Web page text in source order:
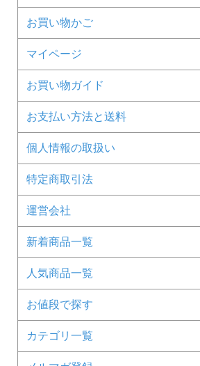
お買い物かご
マイページ
お買い物ガイド
お支払い方法と送料
個人情報の取扱い
特定商取引法
運営会社
新着商品一覧
人気商品一覧
お値段で探す
カテゴリ一覧